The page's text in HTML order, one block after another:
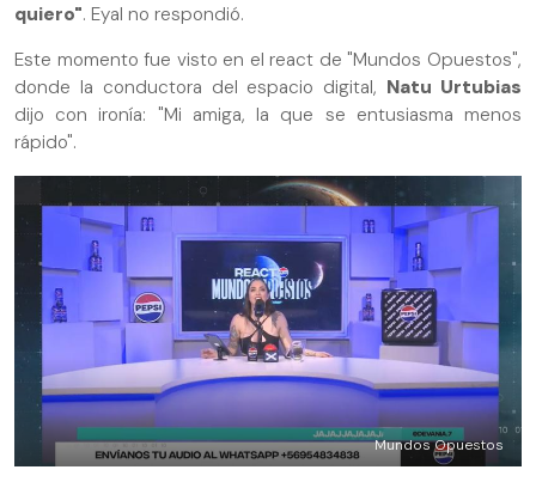
quiero". Eyal no respondió.
Este momento fue visto en el react de "Mundos Opuestos",
donde la conductora del espacio digital, Natu Urtubias
dijo con ironía: "Mi amiga, la que se entusiasma menos
rápido".
Mundos Opuestos